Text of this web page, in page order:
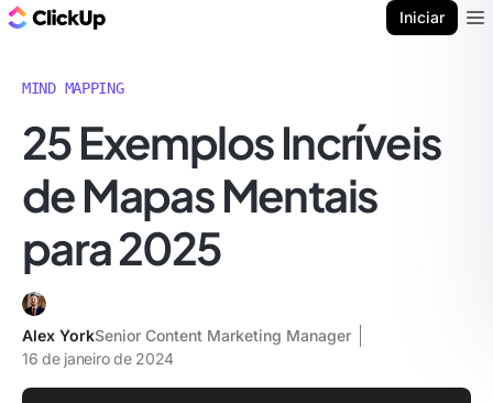
Iniciar
MIND MAPPING
25 Exemplos Incríveis
de Mapas Mentais
para 2025
Alex YorkSenior Content Marketing Manager
16 de janeiro de 2024